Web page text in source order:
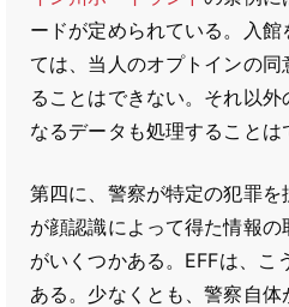
ードが定められている。入
ては、当人のオプトインの
ることはできない。それ以
なるデータも処理することは
第四に、警察が特定の犯罪
が顔認識によって得た情報
がいくつかある。EFFは、こ
ある。少なくとも、警察自